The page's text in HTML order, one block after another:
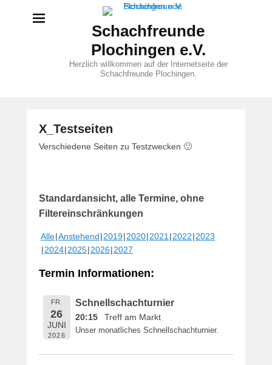
Schachfreunde
Plochingen e.V.
Herzlich willkommen auf der Internetseite der
Schachfreunde Plochingen.
X_Testseiten
V
f
f
n
Verschiedene Seiten zu Testzwecken 🙂
Standardansicht, alle Termine, ohne
Filtereinschränkungen
Alle Anstehend 2019 2020 2021 2022 2023
2024 2025 2026 2027
Termin Informationen:
FR.
26
JUNI
2026
Schnellschachturnier
20:15 Treff am Markt
Unser monatliches Schnellschachturnier.